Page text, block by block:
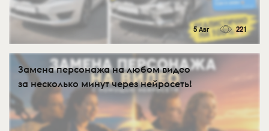
5 Авг 221
Замена персонажа на любом видео
за несколько минут через нейросеть!